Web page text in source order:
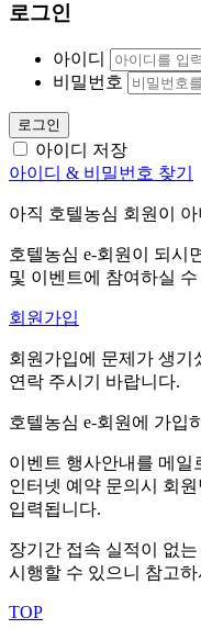
로그인
아이디
비밀번호
로그인
아이디 저장
아이디 & 비밀번호 찾기
아직 호텔농심 회원이
호텔농심 e-회원이 되시
및 이벤트에 참여하실
회원가입
회원가입에 문제가 생기
연락 주시기 바랍니다.
호텔농심 e-회원에 가입
이벤트 행사안내를 메일
인터넷 예약 문의시 회
입력됩니다.
장기간 접속 실적이 없
시행할 수 있으니 참고
TOP